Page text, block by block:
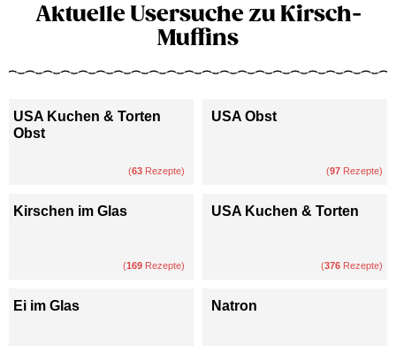
Aktuelle Usersuche zu Kirsch-
Muffins
USA Kuchen & Torten
Obst
(63 Rezepte)
USA Obst
(97 Rezepte)
Kirschen im Glas
(169 Rezepte)
USA Kuchen & Torten
(376 Rezepte)
Ei im Glas Natron